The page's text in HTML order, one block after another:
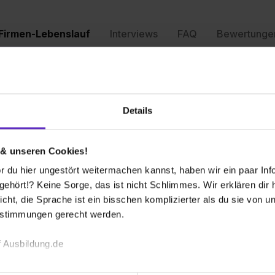
Details
unseren Cookies!
du hier ungestört weitermachen kannst, haben wir ein paar
Keine Sorge, das ist nicht Schlimmes. Wir erklären dir
die Sprache ist ein bisschen komplizierter als du sie von
gerecht werden.
Lebenslauf Interviews FAQ
Berufen. Eine Ausbildung bei den
katholisch sein. Wichtig ist, dass Du gerne
– aber auch in anderen Bereichen, die man auf
in Verbindung bringt. So kannst Du bei den
werden.
Du bei uns in jedem Fall richtig.
Ausbildung zur Pflegefachfrau bzw. zum